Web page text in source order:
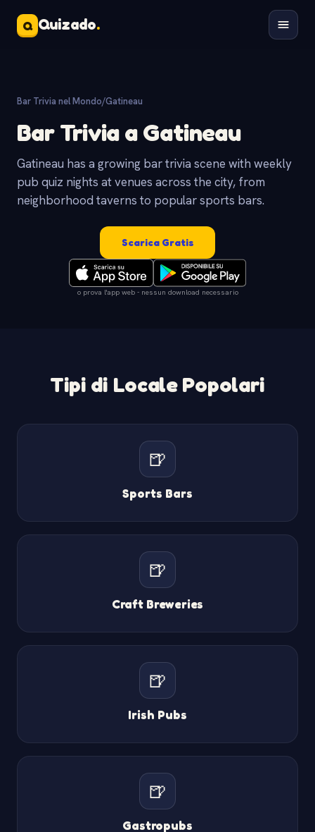
Q Quizado.
Bar Trivia nel Mondo/Gatineau
Bar Trivia a Gatineau
Gatineau has a growing bar trivia scene with weekly
pub quiz nights at venues across the city, from
neighborhood taverns to popular sports bars.
Scarica Gratis
o prova l'app web - nessun download necessario
Tipi di Locale Popolari
🍺
Sports Bars
🍺
Craft Breweries
🍺
Irish Pubs
🍺
Gastropubs